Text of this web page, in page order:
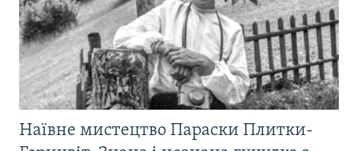
Наївне мистецтво Параски Плитки-